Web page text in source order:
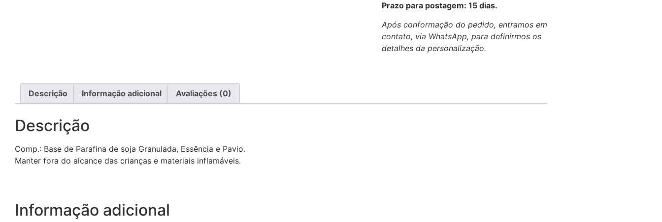
Prazo para postagem: 15 dias.
Após conformação do pedido, entramos em
contato, via WhatsApp, para definirmos os
detalhes da personalização.
Descrição Informação adicional Avaliações (0)
Descrição
Comp.: Base de Parafina de soja Granulada, Essência e Pavio.
Manter fora do alcance das crianças e materiais inflamáveis.
Informação adicional